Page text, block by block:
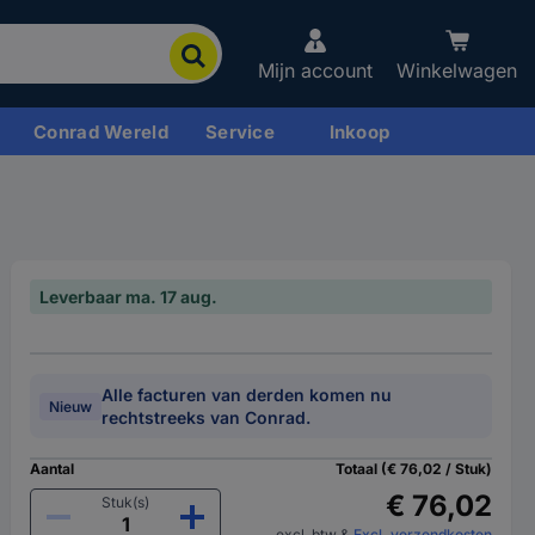
Mijn account Winkelwagen
Conrad Wereld Service Inkoop
Leverbaar ma. 17 aug.
Nieuw
Alle facturen van derden komen nu
rechtstreeks van Conrad.
Aantal
Stuk(s)
Totaal (€ 76,02 / Stuk)
€ 76,02